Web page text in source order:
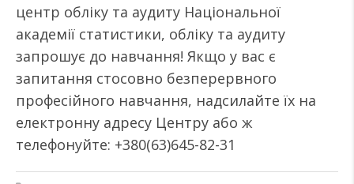
центр обліку та аудиту Національної
академії статистики, обліку та аудиту
запрошує до навчання! Якщо у вас є
запитання стосовно безперервного
професійного навчання, надсилайте їх на
електронну адресу Центру або ж
телефонуйте: +380(63)645-82-31